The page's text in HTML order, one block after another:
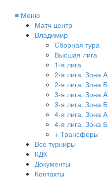
≡ Меню
Матч-центр
Владимир
Сборная тура
Высшая лига
1-я лига
2-я лига. Зона А
2-я лига. Зона Б
3-я лига. Зона А
3-я лига. Зона Б
4-я лига. Зона А
4-я лига. Зона Б
+ Трансферы
Все турниры
КДК
Документы
Контакты